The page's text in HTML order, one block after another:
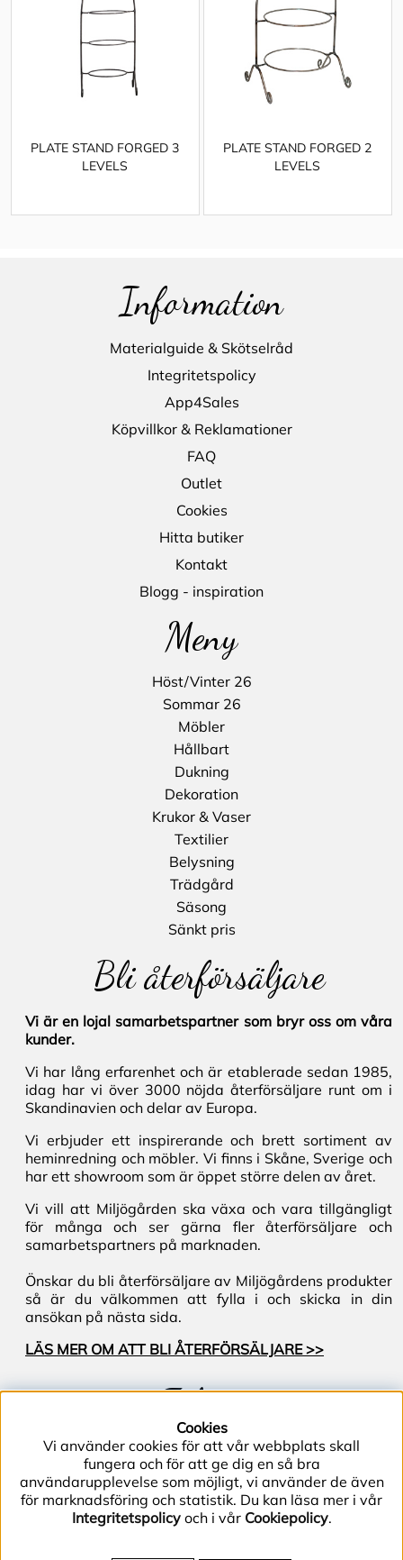
PLATE STAND FORGED 3
LEVELS
PLATE STAND FORGED 2
LEVELS
Information
Materialguide & Skötselråd
Integritetspolicy
App4Sales
Köpvillkor & Reklamationer
FAQ
Outlet
Cookies
Hitta butiker
Kontakt
Blogg - inspiration
Meny
Höst/Vinter 26
Sommar 26
Möbler
Hållbart
Dukning
Dekoration
Krukor & Vaser
Textilier
Belysning
Trädgård
Säsong
Sänkt pris
Bli återförsäljare
Vi är en lojal samarbetspartner som bryr oss om våra
kunder.
Vi har lång erfarenhet och är etablerade sedan 1985,
idag har vi över 3000 nöjda återförsäljare runt om i
Skandinavien och delar av Europa.
Vi erbjuder ett inspirerande och brett sortiment av
heminredning och möbler. Vi finns i Skåne, Sverige och
har ett showroom som är öppet större delen av året.
Vi vill att Miljögården ska växa och vara tillgängligt
för många och ser gärna fler återförsäljare och
samarbetspartners på marknaden.
Önskar du bli återförsäljare av Miljögårdens produkter
så är du välkommen att fylla i och skicka in din
ansökan på nästa sida.
LÄS MER OM ATT BLI ÅTERFÖRSÄLJARE >>
Följ oss
Telefon (+46) 40–40 86 40 | E-post
Cookies
Vi använder cookies för att vår webbplats skall
fungera och för att ge dig en så bra
användarupplevelse som möjligt, vi använder de även
för marknadsföring och statistik. Du kan läsa mer i vår
Integritetspolicyoch i vår Cookiepolicy.